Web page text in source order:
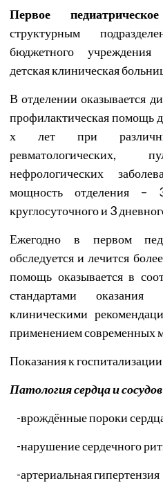
Первое
структурным
бюджетного учреждения
детская клиническая
В отделении оказывается
профилактическая помощь
х лет при различных
ревматологических,
нефрологических
мощность отделения
круглосуточного и 3
Ежегодно в первом
обследуется и лечится
помощь оказывается в
стандартами
клиническими
применением современных
Показания к
Патология сердца и сосудов
-врождённые пороки
-нарушение сердечного
-артериальная гипертензия